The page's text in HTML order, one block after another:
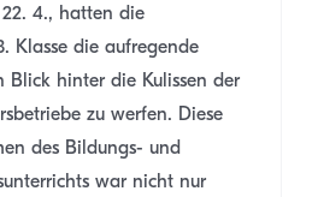
4., hatten die
Klasse die aufregende
Blick hinter die Kulissen der
zu werfen. Diese
des Bildungs- und
war nicht nur